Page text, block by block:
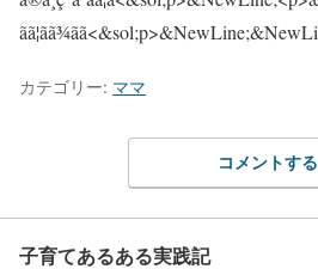
カテゴリー: ママ
コメントする
子育てあるある実践記